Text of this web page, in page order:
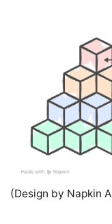
(Design by Napkin